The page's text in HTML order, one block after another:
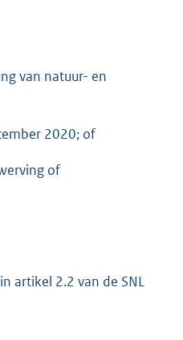
van natuur- en
2020; of
of
artikel 2.2 van de SNL